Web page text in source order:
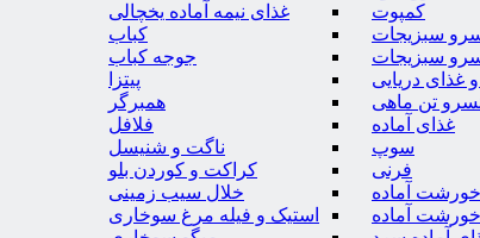
کمپوت
سبزیجات
سبزیجات
غذای دریایی
تن ماهی
غذای آماده
سوپ
فرنی
خورشت آماده
خورشت آماده
غذای نیمه آماده یخچالی
کباب
جوجه کباب
پیتزا
همبرگر
فلافل
ناگت و شنیسل
کراکت و کوردن بلو
خلال سیب زمینی
استیک و فیله مرغ سوخاری